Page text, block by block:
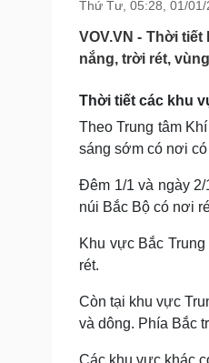
Pháp luật
Vụ án
Tin nóng
Sức khỏe
Dinh dưỡng - món
Cây thuốc
Nhi khoa
Nam khoa
Phòng mạch online
Ăn sạch sống khỏe
Thứ Tư, 05:28, 01/01/
VOV.VN - Thời
nắng, trời rét,
Thời tiết các khu
Theo Trung tâm
sáng sớm có nơi
Đêm 1/1 và ngày
núi Bắc Bộ có nơi
Khu vực Bắc
rét.
Còn tại khu vực
và dông. Phía Bắc
Các khu vực khác